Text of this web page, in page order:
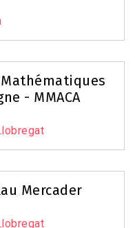
- MMACA
Mercader